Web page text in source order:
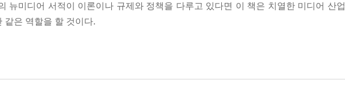
뉴미디어 서적이 이론이나 규제와 정책을 다루고 있다면 이 책은 치열한 미디어 산업
같은 역할을 할 것이다.